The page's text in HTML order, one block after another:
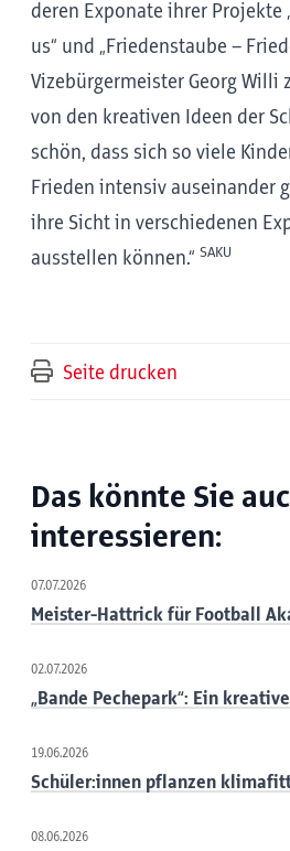
deren Exponate ihrer Projekte
us“ und „Friedenstaube –
Vizebürgermeister Georg Willi
von den kreativen Ideen der
schön, dass sich so viele
Frieden intensiv auseinander
ihre Sicht in verschiedenen
ausstellen können.“ SAKU
Seite drucken
Das könnte Sie
interessieren:
07.07.2026
Meister-Hattrick für Football
02.07.2026
„Bande Pechepark“: Ein
19.06.2026
Schüler:innen pflanzen
08.06.2026